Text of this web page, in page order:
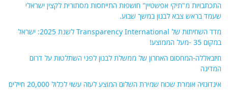
התכתבויות מ"תיקי אפשטיין" חושפות התייחסות מסתורית לקצין ישראלי
שעמד בראש צבא לבנון במשך שבוע.
מדד השחיתות של Transparency International לשנת 2025: ישראל
במקום 35 -מעל הממוצע!
חיזבאללה-המחסום האחרון של ממשלת לבנון לפני השתלטות על דרום
המדינה
אינדונזיה אומרת שכוח שמירת השלום המוצע לעזה עשוי לכלול 20,000 חיילים